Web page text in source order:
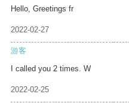
Hello, Greetings fr
2022-02-27
游客
I called you 2 times. W
2022-02-25